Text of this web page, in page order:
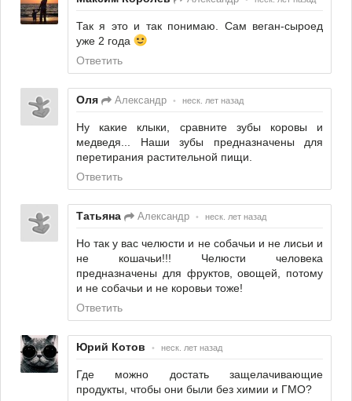
Так я это и так понимаю. Сам веган-сыроед
уже 2 года
Ответить
Оля Александр • неск. лет назад
Ну какие клыки, сравните зубы коровы и
медведя... Наши зубы предназначены для
перетирания растительной пищи.
Ответить
Татьяна Александр • неск. лет назад
Но так у вас челюсти и не собачьи и не лисьи и
не кошачьи!!! Челюсти человека
предназначены для фруктов, овощей, потому
и не собачьи и не коровьи тоже!
Ответить
Юрий Котов • неск. лет назад
Где можно достать защелачивающие
продукты, чтобы они были без химии и ГМО?